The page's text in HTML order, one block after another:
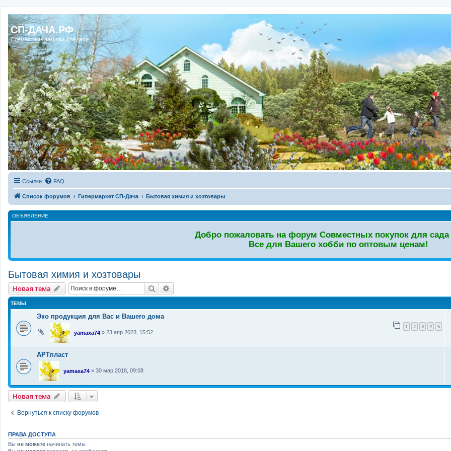
Регистрация
СП-ДАЧА.РФ
Совместные закупки для дачи
Ссылки FAQ
Список форумов Гипермаркет СП-Дача Бытовая химия и хозтовары
ОБЪЯВЛЕНИЕ
Добро пожаловать на форум Совместных покупок для сада
Все для Вашего хобби по оптовым ценам!
Бытовая химия и хозтовары
Новая тема
Новаятема Поиск
ТЕМЫ
Эко продукция для Вас и Вашего дома
yamaxa74 » 23 апр 2023, 15:52
1 2 3 4 5
АРТпласт
yamaxa74 » 30 мар 2018, 09:08
Новая тема
Новаятема
Вернуться к списку форумов
ПРАВА ДОСТУПА
Вы не можете начинать темы